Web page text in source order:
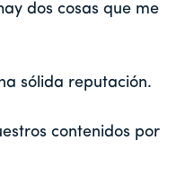
dos cosas que me
sólida reputación.
contenidos por